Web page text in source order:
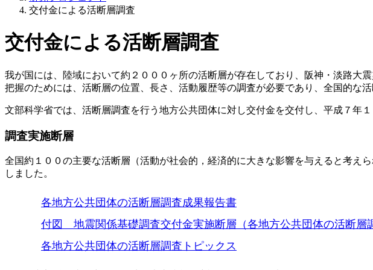
交付金による活断層調査
交付金による活断層調査
我が国には、陸域において約２０００ヶ所の活断層が存在しており、阪神・淡路大
把握のためには、活断層の位置、長さ、活動履歴等の調査が必要であり、全国的な
文部科学省では、活断層調査を行う地方公共団体に対し交付金を交付し、平成７年
調査実施断層
全国約１００の主要な活断層（活動が社会的，経済的に大きな影響を与えると考え
しました。
各地方公共団体の活断層調査成果報告書
付図 地震関係基礎調査交付金実施断層（各地方公共団体の活断層
各地方公共団体の活断層調査トピックス